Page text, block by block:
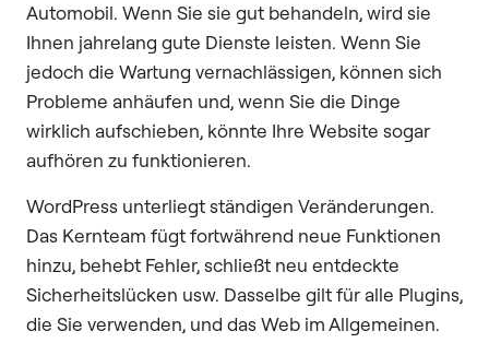
Automobil. Wenn Sie sie gut behandeln, wird sie
Ihnen jahrelang gute Dienste leisten. Wenn Sie
jedoch die Wartung vernachlässigen, können sich
Probleme anhäufen und, wenn Sie die Dinge
wirklich aufschieben, könnte Ihre Website sogar
aufhören zu funktionieren.
WordPress unterliegt ständigen Veränderungen.
Das Kernteam fügt fortwährend neue Funktionen
hinzu, behebt Fehler, schließt neu entdeckte
Sicherheitslücken usw. Dasselbe gilt für alle Plugins,
die Sie verwenden, und das Web im Allgemeinen.